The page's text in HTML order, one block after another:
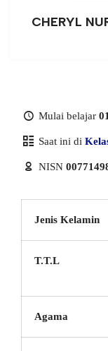
CHERYL
Mulai belajar
Saat ini di
NISN
Jenis Kelamin
T.T.L
Agama